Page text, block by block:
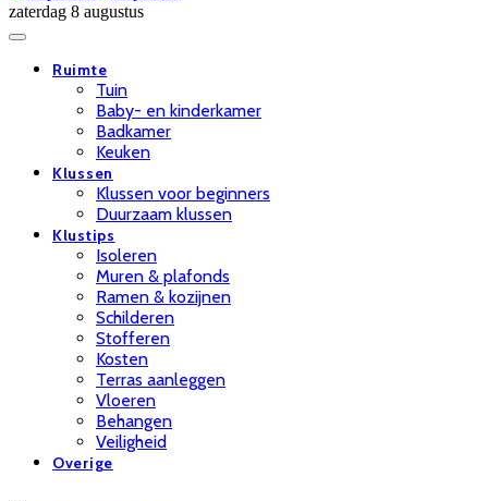
zaterdag 8 augustus
Ruimte
Tuin
Baby- en kinderkamer
Badkamer
Keuken
Klussen
Klussen voor beginners
Duurzaam klussen
Klustips
Isoleren
Muren & plafonds
Ramen & kozijnen
Schilderen
Stofferen
Kosten
Terras aanleggen
Vloeren
Behangen
Veiligheid
Overige